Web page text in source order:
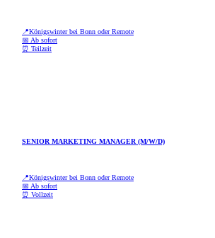
📍Königswinter bei Bonn oder Remote
📅 Ab sofort
⏰ Teilzeit
SENIOR MARKETING MANAGER (M/W/D)
📍Königswinter bei Bonn oder Remote
📅 Ab sofort
⏰ Vollzeit